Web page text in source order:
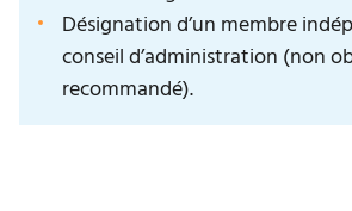
Désignation d’un membre
conseil d’administration (non
recommandé).